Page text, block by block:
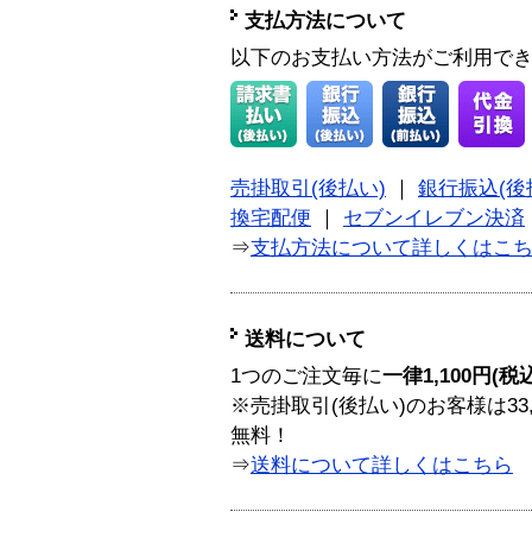
支払方法について
以下のお支払い方法がご利用で
売掛取引(後払い)
銀行振込(後
換宅配便
セブンイレブン決済
⇒支払方法について詳しくはこ
送料について
1つのご注文毎に一律1,100円(税
※売掛取引(後払い)のお客様は
無料！
⇒送料について詳しくはこちら